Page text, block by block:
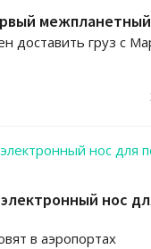
доставить груз с
нос
в аэропортах